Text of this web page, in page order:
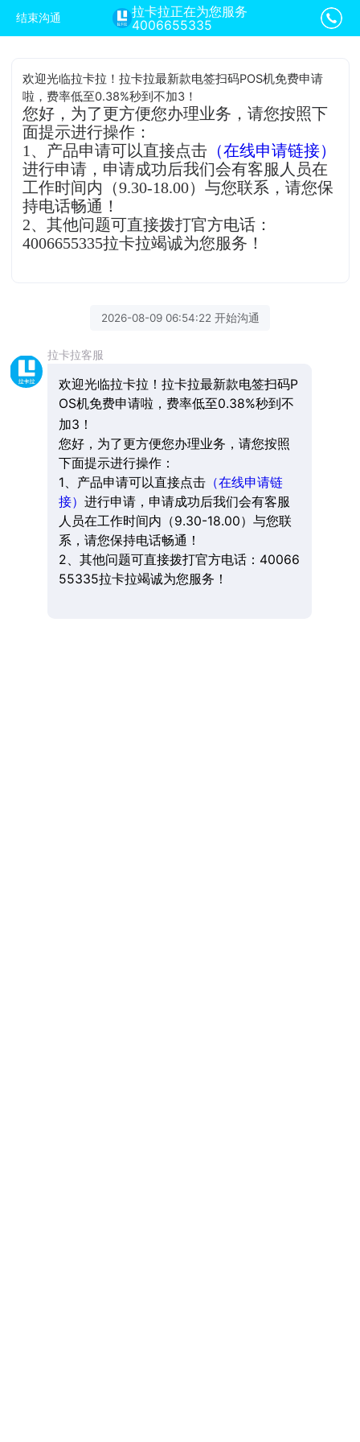
结束沟通
拉卡拉正在为您服务
4006655335
欢迎光临拉卡拉！拉卡拉最新款电签扫码POS机免费申请
啦，费率低至0.38%秒到不加3！
您好，为了更方便您办理业务，请您按照下
面提示进行操作：
1、产品申请可以直接点击 （在线申请链接）
进行申请，申请成功后我们会有客服人员在
工作时间内（9.30-18.00）与您联系，请您保
持电话畅通！
2、其他问题可直接拨打官方电话：
4006655335拉卡拉竭诚为您服务！
2026-08-09 06:54:22 开始沟通
拉卡拉客服
欢迎光临拉卡拉！拉卡拉最新款电签扫码P
OS机免费申请啦，费率低至0.38%秒到不
加3！
您好，为了更方便您办理业务，请您按照
下面提示进行操作：
1、产品申请可以直接点击（在线申请链
接） 进行申请，申请成功后我们会有客服
人员在工作时间内（9.30-18.00）与您联
系，请您保持电话畅通！
2、其他问题可直接拨打官方电话：40066
55335拉卡拉竭诚为您服务！